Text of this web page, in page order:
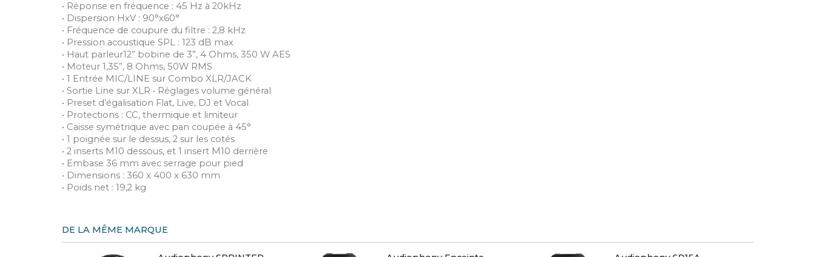
• Réponse en fréquence : 45 Hz à 20kHz
• Dispersion HxV : 90°x60°
• Fréquence de coupure du filtre : 2,8 kHz
• Pression acoustique SPL : 123 dB max
• Haut parleur12” bobine de 3”, 4 Ohms, 350 W AES
• Moteur 1,35”, 8 Ohms, 50W RMS
• 1 Entrée MIC/LINE sur Combo XLR/JACK
• Sortie Line sur XLR • Réglages volume général
• Preset d’égalisation Flat, Live, DJ et Vocal
• Protections : CC, thermique et limiteur
• Caisse symétrique avec pan coupée à 45°
• 1 poignée sur le dessus, 2 sur les cotés
• 2 inserts M10 dessous, et 1 insert M10 derrière
• Embase 36 mm avec serrage pour pied
• Dimensions : 360 x 400 x 630 mm
• Poids net : 19,2 kg
DE LA MÊME MARQUE